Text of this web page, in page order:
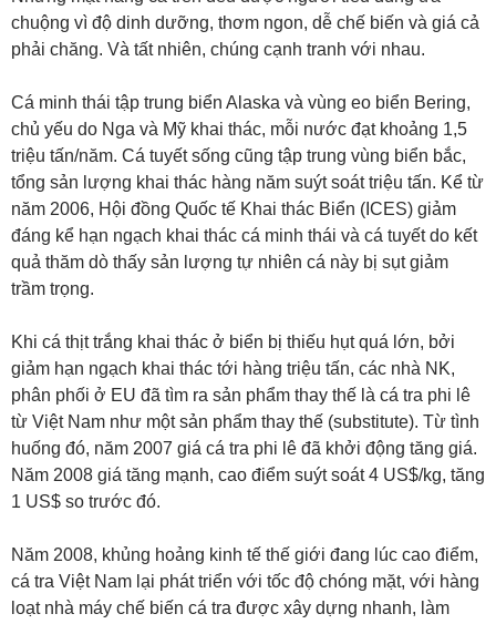
chuộng vì độ dinh dưỡng, thơm ngon, dễ chế biến và giá cả
phải chăng. Và tất nhiên, chúng cạnh tranh với nhau.
Cá minh thái tập trung biển Alaska và vùng eo biển Bering,
chủ yếu do Nga và Mỹ khai thác, mỗi nước đạt khoảng 1,5
triệu tấn/năm. Cá tuyết sống cũng tập trung vùng biển bắc,
tổng sản lượng khai thác hàng năm suýt soát triệu tấn. Kể từ
năm 2006, Hội đồng Quốc tế Khai thác Biển (ICES) giảm
đáng kể hạn ngạch khai thác cá minh thái và cá tuyết do kết
quả thăm dò thấy sản lượng tự nhiên cá này bị sụt giảm
trầm trọng.
Khi cá thịt trắng khai thác ở biển bị thiếu hụt quá lớn, bởi
giảm hạn ngạch khai thác tới hàng triệu tấn, các nhà NK,
phân phối ở EU đã tìm ra sản phẩm thay thế là cá tra phi lê
từ Việt Nam như một sản phẩm thay thế (substitute). Từ tình
huống đó, năm 2007 giá cá tra phi lê đã khởi động tăng giá.
Năm 2008 giá tăng mạnh, cao điểm suýt soát 4 US$/kg, tăng
1 US$ so trước đó.
Năm 2008, khủng hoảng kinh tế thế giới đang lúc cao điểm,
cá tra Việt Nam lại phát triển với tốc độ chóng mặt, với hàng
loạt nhà máy chế biến cá tra được xây dựng nhanh, làm